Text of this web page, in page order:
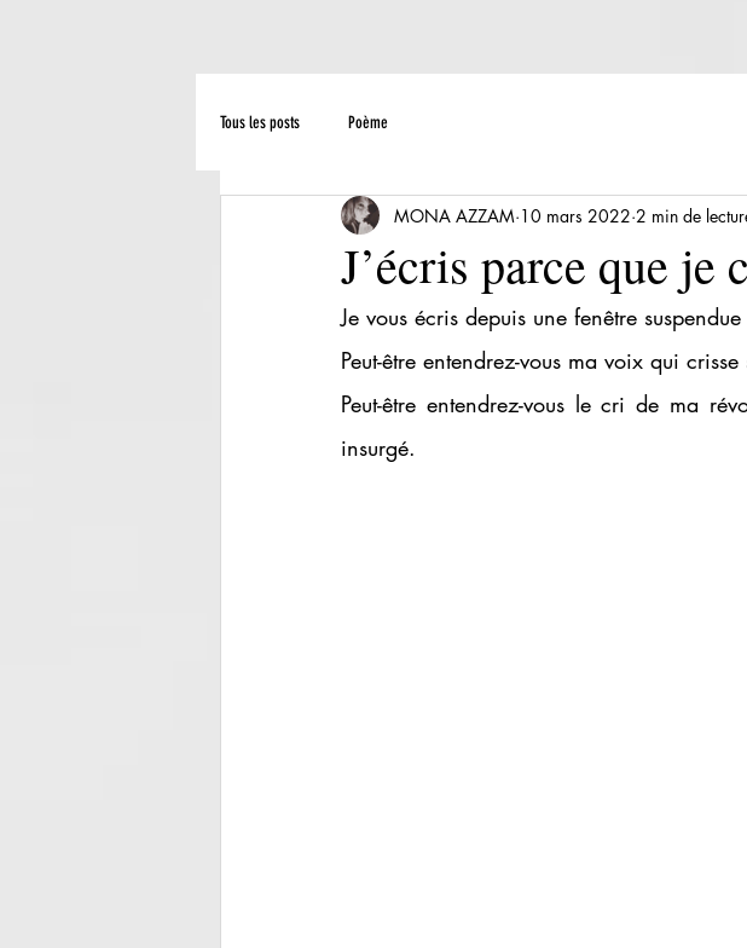
Tous les posts Poème
J’écris parce que
MONA AZZAM 10 mars 2022 2 min de
Je vous écris depuis une fenêtre
Peut-être entendrez-vous ma voix qui
Peut-être entendrez-vous le cri de ma
insurgé.